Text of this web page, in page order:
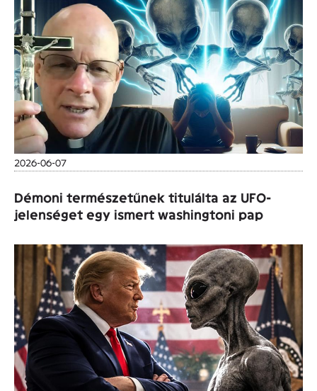
2026-06-07
Démoni természetűnek titulálta az UFO-
jelenséget egy ismert washingtoni pap